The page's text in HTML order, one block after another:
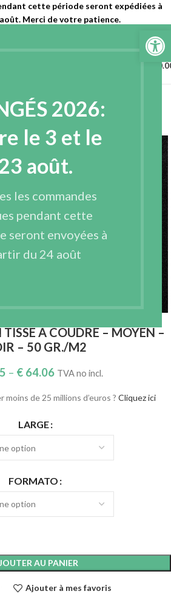
2026:
le 3 et le
août.
les commandes
pendant cette
seront envoyées à
du 24 août
Ouvrir
À COUDRE – MOYEN –
– 50 GR./M2
– €64.06 TVA no incl.
de 25 millions d’euros ? Cliquez ici
LARGE
FORMATO
AU PANIER
Ajouter à mes favoris
cette période seront expédiées à
Merci de votre patience.